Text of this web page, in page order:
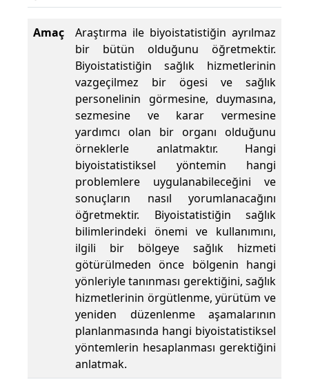
Amaç
Araştırma ile biyoistatistiğin ayrılmaz
bir bütün olduğunu öğretmektir.
Biyoistatistiğin sağlık hizmetlerinin
vazgeçilmez bir ögesi ve sağlık
personelinin görmesine, duymasına,
sezmesine ve karar vermesine
yardımcı olan bir organı olduğunu
örneklerle anlatmaktır. Hangi
biyoistatistiksel yöntemin hangi
problemlere uygulanabileceğini ve
sonuçların nasıl yorumlanacağını
öğretmektir. Biyoistatistiğin sağlık
bilimlerindeki önemi ve kullanımını,
ilgili bir bölgeye sağlık hizmeti
götürülmeden önce bölgenin hangi
yönleriyle tanınması gerektiğini, sağlık
hizmetlerinin örgütlenme, yürütüm ve
yeniden düzenlenme aşamalarının
planlanmasında hangi biyoistatistiksel
yöntemlerin hesaplanması gerektiğini
anlatmak.